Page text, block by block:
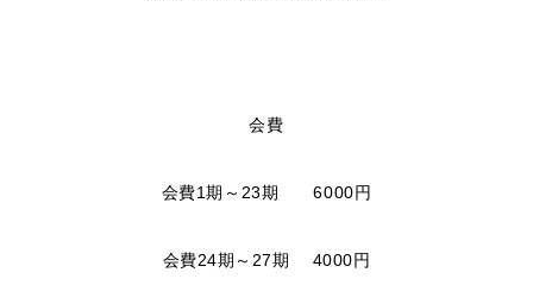
会費
会費1期～23期 6000円
会費24期～27期 4000円